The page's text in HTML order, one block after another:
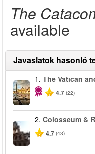
The
available
Javaslatok hasonló
1. The Vatican
4.7 (22)
2. Colosseum &
4.7 (43)